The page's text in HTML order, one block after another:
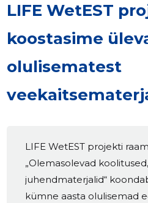
LIFE WetEST
koostasime
olulisematest
LIFE WetEST projekti
„Olemasolevad
juhendmaterjalid“
kümne aasta olulisemad